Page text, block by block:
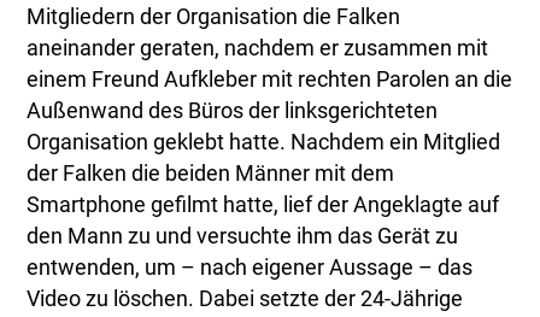
Mitgliedern der Organisation die Falken
aneinander geraten, nachdem er zusammen mit
einem Freund Aufkleber mit rechten Parolen an die
Außenwand des Büros der linksgerichteten
Organisation geklebt hatte. Nachdem ein Mitglied
der Falken die beiden Männer mit dem
Smartphone gefilmt hatte, lief der Angeklagte auf
den Mann zu und versuchte ihm das Gerät zu
entwenden, um – nach eigener Aussage – das
Video zu löschen. Dabei setzte der 24-Jährige